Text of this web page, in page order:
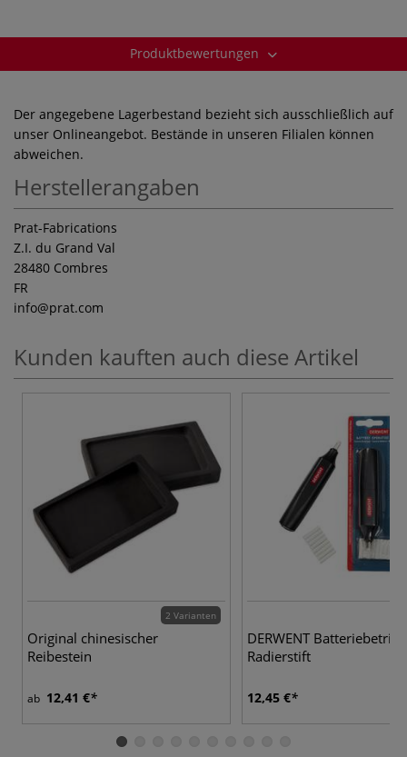
Produktbewertungen
Der angegebene Lagerbestand bezieht sich ausschließlich auf
unser Onlineangebot. Bestände in unseren Filialen können
abweichen.
Herstellerangaben
Prat-Fabrications
Z.I. du Grand Val
28480 Combres
FR
info@prat.com
Kunden kauften auch diese Artikel
2 Varianten
Original chinesischer
Reibestein
ab 12,41 €
DERWENT
Radierstift
12,45 €